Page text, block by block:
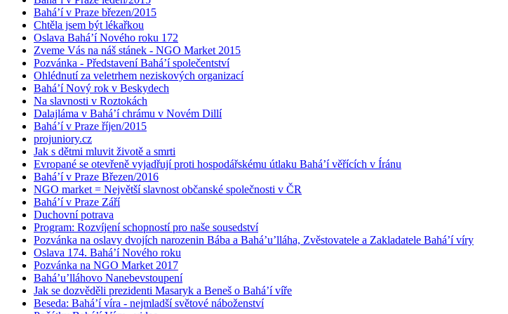
Bahá’í v Praze březen/2015
Chtěla jsem být lékařkou
Oslava Bahá’í Nového roku 172
Zveme Vás na náš stánek - NGO Market 2015
Pozvánka - Představení Bahá’í společentství
Ohlédnutí za veletrhem neziskových organizací
Bahá’í Nový rok v Beskydech
Na slavnosti v Roztokách
Dalajláma v Bahá’í chrámu v Novém Dillí
Bahá’í v Praze říjen/2015
projuniory.cz
Jak s dětmi mluvit životě a smrti
Evropané se otevřeně vyjadřují proti hospodářskému útlaku Bahá’í věřících v Íránu
Bahá’í v Praze Březen/2016
NGO market = Největší slavnost občanské společnosti v ČR
Bahá’í v Praze Září
Duchovní potrava
Program: Rozvíjení schopností pro naše sousedství
Pozvánka na oslavy dvojích narozenin Bába a Bahá’u’lláha, Zvěstovatele a Zakladatele Bahá’í víry
Oslava 174. Bahá’í Nového roku
Pozvánka na NGO Market 2017
Bahá’u’lláhovo Nanebevstoupení
Jak se dozvěděli prezidenti Masaryk a Beneš o Bahá’í víře
Beseda: Bahá’í víra - nejmladší světové náboženství